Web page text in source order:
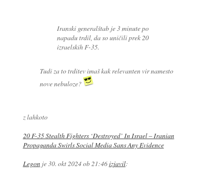
Iranski generalštab je 3 minute po
napadu trdil, da so uničili prek 20
izraelskih F-35.
Tudi za to trditev imaš kak relevanten vir namesto
nove nebuloze?
z lahkoto
20 F-35 Stealth Fighters ‘Destroyed’ In Israel – Iranian
Propaganda Swirls Social Media Sans Any Evidence
Legonje30. okt 2024 ob 21:46izjavil: